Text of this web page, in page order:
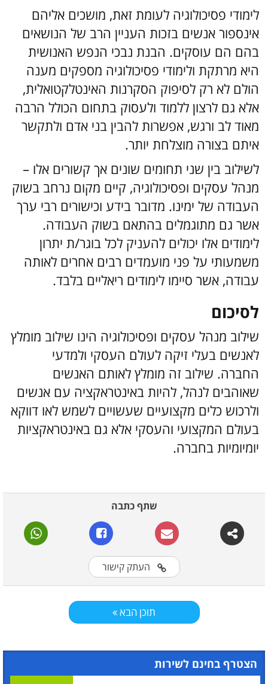
לימודי פסיכולוגיה לעומת זאת, מושכים אליהם
אינספור אנשים בזכות העניין הרב של הנושאים
בהם הם עוסקים. הבנת נבכי הנפש האנושית
היא מרתקת ולימודי פסיכולוגיה מספקים מענה
הולם לא רק לסיפוק הסקרנות האינטלקטואלית,
אלא גם לרצון ללמוד ולעסוק בתחום הכולל הרבה
מאוד לב ורגש, אפשרות להבין בני אדם ולתקשר
איתם בצורה מוצלחת יותר.
לשילוב בין שני תחומים שונים אך קשורים אלו –
מנהל עסקים ופסיכולוגיה, קיים מקום נרחב בשוק
העבודה של ימינו. מדובר בידע וכישורים רבי ערך
אשר גם מתוגמלים בהתאם בשוק העבודה.
לימודים אלו יכולים להעניק לכל בוגר/ת יתרון
משמעותי על פני מועמדים רבים אחרים לאותה
עבודה, אשר סיימו לימודים ריאליים בלבד.
לסיכום
שילוב מנהל עסקים ופסיכולוגיה הינו שילוב מומלץ
לאנשים בעלי זיקה לעולם העסקי ולמדעי
החברה. שילוב זה מומלץ לאותם האנשים
שאוהבים לנהל, להיות באינטראקציה עם אנשים
ולרכוש כלים מקצועיים שעשויים לשמש לאו דווקא
בעולם המקצועי והעסקי אלא גם באינטראקציות
יומיומיות בחברה.
שתף כתבה
העתק קישור
תוכן הבא
הצטרף בחינם לשירות